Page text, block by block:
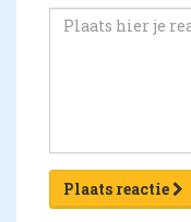
Plaats reactie